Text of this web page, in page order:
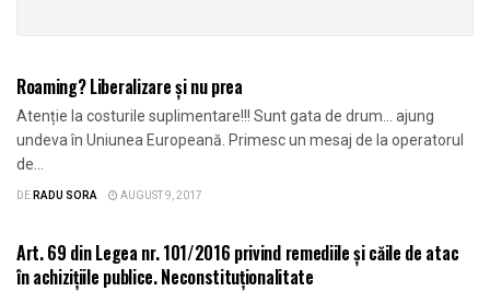
Roaming? Liberalizare și nu prea
Atenție la costurile suplimentare!!! Sunt gata de drum… ajung
undeva în Uniunea Europeană. Primesc un mesaj de la operatorul
de...
DERADU SORA AUGUST 9, 2017
Art. 69 din Legea nr. 101/2016 privind remediile și căile de atac
în achizițiile publice. Neconstituționalitate